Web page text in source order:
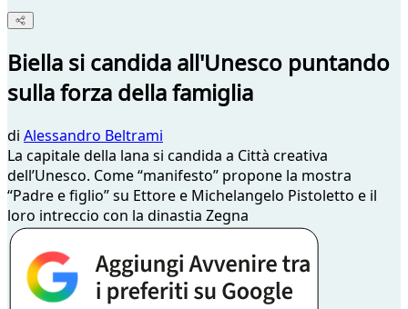
Biella si candida all'Unesco puntando
sulla forza della famiglia
di Alessandro Beltrami
La capitale della lana si candida a Città creativa
dell’Unesco. Come “manifesto” propone la mostra
“Padre e figlio” su Ettore e Michelangelo Pistoletto e il
loro intreccio con la dinastia Zegna